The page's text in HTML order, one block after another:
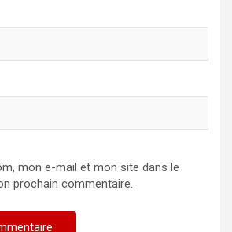
mon e-mail et mon site dans le
prochain commentaire.